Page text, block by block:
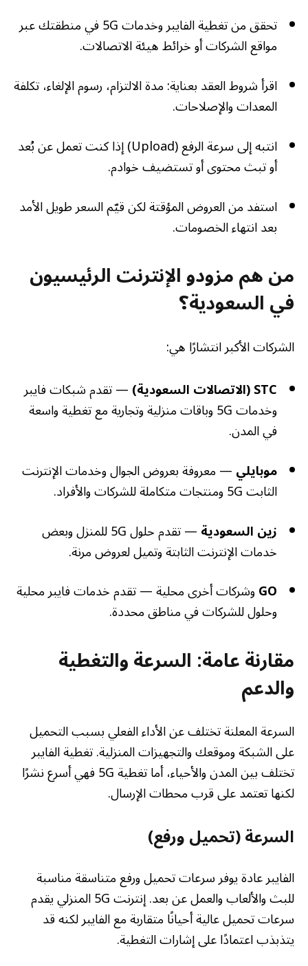
تحقق من تغطية الفايبر وخدمات 5G في منطقتك عبر
مواقع الشركات أو خرائط هيئة الاتصالات.
اقرأ شروط العقد بعناية: مدة الالتزام، رسوم الإلغاء، تكلفة
المعدات والإصلاحات.
انتبه إلى سرعة الرفع (Upload) إذا كنت تعمل عن بُعد
أو تبث محتوى أو تستضيف خوادم.
استفد من العروض المؤقتة لكن قيّم السعر طويل الأمد
بعد انتهاء الخصومات.
من هم مزودو الإنترنت الرئيسيون
في السعودية؟
الشركات الأكبر انتشارًا هي:
STC (الاتصالات السعودية)
— تقدم شبكات فايبر
وخدمات 5G وباقات منزلية وتجارية مع تغطية واسعة
في المدن.
موبايلي— معروفة بعروض الجوال وخدمات الإنترنت
الثابت 5G ومنتجات متكاملة للشركات والأفراد.
زين السعودية
— تقدم حلول 5G للمنزل وبعض
خدمات الإنترنت الثابتة وتميل لعروض مرنة.
GOوشركات أخرى محلية — تقدم خدمات فايبر محلية
وحلول للشركات في مناطق محددة.
مقارنة عامة: السرعة والتغطية
والدعم
السرعة المعلنة تختلف عن الأداء الفعلي بسبب التحميل
على الشبكة وموقعك والتجهيزات المنزلية. تغطية الفايبر
تختلف بين المدن والأحياء، أما تغطية 5G فهي أسرع نشرًا
لكنها تعتمد على قرب محطات الإرسال.
السرعة (تحميل ورفع)
الفايبر عادة يوفر سرعات تحميل ورفع متناسقة مناسبة
للبث والألعاب والعمل عن بعد. إنترنت 5G المنزلي يقدم
سرعات تحميل عالية أحيانًا متقاربة مع الفايبر لكنه قد
يتذبذب اعتمادًا على إشارات التغطية.